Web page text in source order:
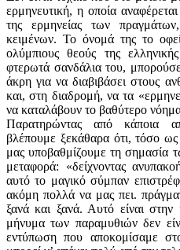
ερμηνευτική, η οποία
της ερμηνείας των
κειμένων. Το όνομά της το
ολύμπιους θεούς της
φτερωτά σανδάλια του,
άκρη για να διαβιβάσει στους
και, στη διαδρομή, να τα
να καταλάβουν το βαθύτερο
Παρατηρώντας από κάποια
βλέπουμε ξεκάθαρα ότι, τόσο
μας υποβαθμίζουμε τη σημασία
μεταφορά: «δείχνοντας
αυτό το μαγικό σύμπαν
ακόμη πολλά να μας πει.
ξανά και ξανά. Αυτό είναι στην
μήνυμα των παραμυθιών δεν
εντύπωση που αποκομίσαμε